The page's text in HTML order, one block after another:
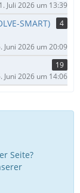
1. Juli 2026 um 13:39
SMART)
4
Juni 2026 um 20:09
19
Juni 2026 um 14:06
Seite?